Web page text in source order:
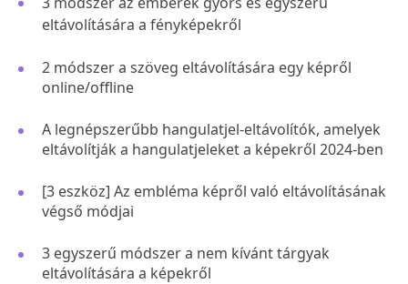
eltávolítására a fényképekről
2 módszer a szöveg eltávolítására egy képről
online/offline
A legnépszerűbb hangulatjel-eltávolítók, amelyek
eltávolítják a hangulatjeleket a képekről 2024-ben
[3 eszköz] Az embléma képről való eltávolításának
végső módjai
3 egyszerű módszer a nem kívánt tárgyak
eltávolítására a képekről